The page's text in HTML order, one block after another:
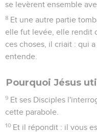
se levèrent ensemble
8 Et une autre partie
elle fut levée, elle rendit
ces choses, il criait : qui
entende.
Pourquoi Jésus
9 Et ses Disciples
cette parabole.
10 Et il répondit : il vous